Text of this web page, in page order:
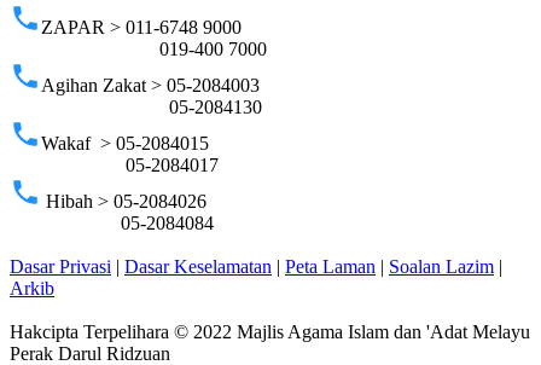
phone ZAPAR > 011-6748 9000
019-400 7000
phone Agihan Zakat > 05-2084003
05-2084130
phoneWakaf > 05-2084015
05-2084017
phone Hibah > 05-2084026
05-2084084
Dasar Privasi | Dasar Keselamatan | Peta Laman | Soalan Lazim |
Arkib
Hakcipta Terpelihara © 2022 Majlis Agama Islam dan 'Adat Melayu
Perak Darul Ridzuan